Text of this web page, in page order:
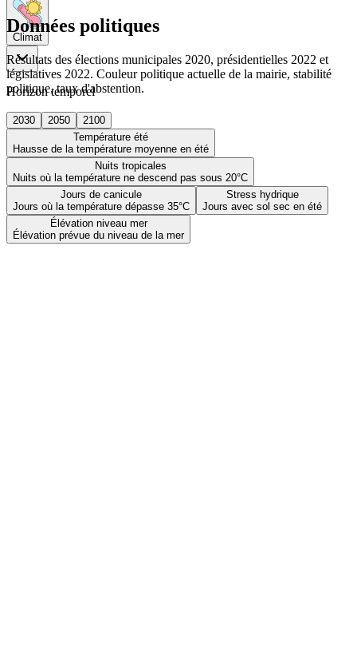
Climat
Horizon temporel
2030 2050
2100
Température été
Hausse de la température moyenne en été
Nuits tropicales
Nuits où la température ne descend pas sous 20°C
Jours de canicule
Jours où la température dépasse 35°C
Stress hydrique
Jours avec sol sec en été
Élévation niveau mer
Élévation prévue du niveau de la mer
Données politiques
Résultats des élections municipales 2020, présidentielles 2022 et
législatives 2022. Couleur politique actuelle de la mairie, stabilité
politique, taux d'abstention.